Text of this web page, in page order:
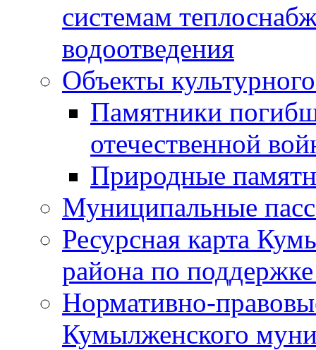
системам
водоотведения
Объекты
Памятники
отечественной
Природные
Муниципальные
Ресурсная карта
района по
Нормативно-
Кумылженского